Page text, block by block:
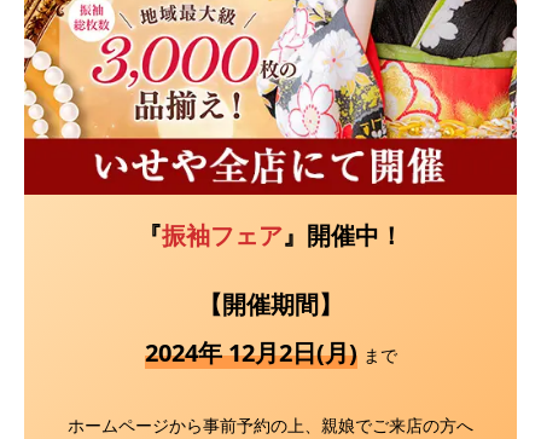
『振袖フェア』開催中！
【開催期間】
2024年 12月2日(月) まで
ホームページから事前予約の上、親娘でご来店の方へ